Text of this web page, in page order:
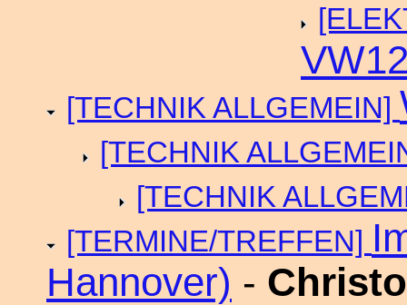
[TECHNIK ALLGEMEIN]
[TECHNIK
[TECHNIK
[TERMINE/TREFFEN]
Hannover) -